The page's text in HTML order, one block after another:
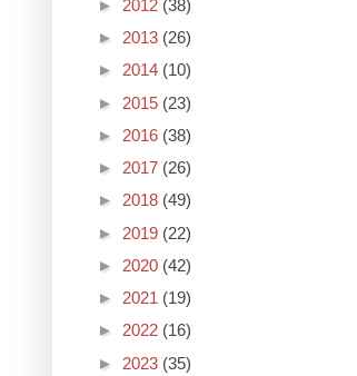
► 2012 (38)
► 2013 (26)
► 2014 (10)
► 2015 (23)
► 2016 (38)
► 2017 (26)
► 2018 (49)
► 2019 (22)
► 2020 (42)
► 2021 (19)
► 2022 (16)
► 2023 (35)